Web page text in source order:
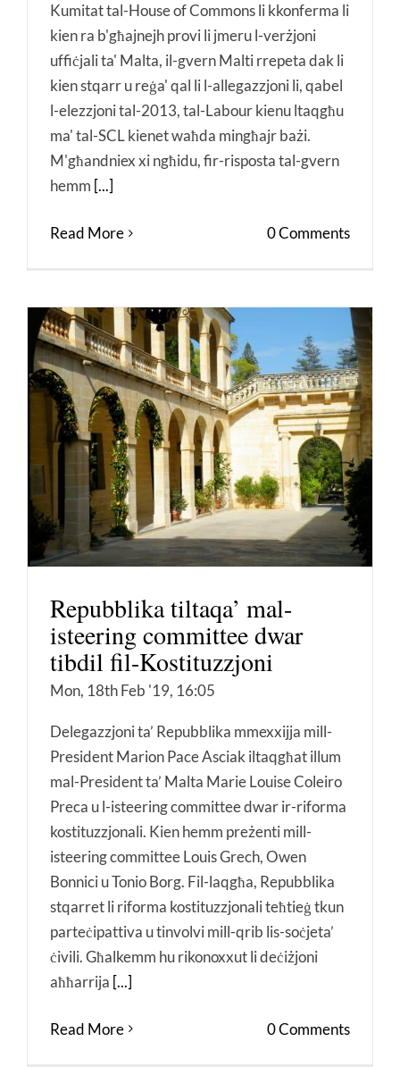
Kumitat tal-House of Commons li kkonferma li
kien ra b'għajnejh provi li jmeru l-verżjoni
uffiċjali ta' Malta, il-gvern Malti rrepeta dak li
kien stqarr u reġa' qal li l-allegazzjoni li, qabel
l-elezzjoni tal-2013, tal-Labour kienu ltaqgħu
ma' tal-SCL kienet waħda mingħajr bażi.
M'għandniex xi ngħidu, fir-risposta tal-gvern
hemm [...]
Read More 0 Comments
Repubblika tiltaqa’ mal-
isteering committee dwar
tibdil fil-Kostituzzjoni
Mon, 18th Feb '19, 16:05
Delegazzjoni ta’ Repubblika mmexxijja mill-
President Marion Pace Asciak iltaqgħat illum
mal-President ta’ Malta Marie Louise Coleiro
Preca u l-isteering committee dwar ir-riforma
kostituzzjonali. Kien hemm preżenti mill-
isteering committee Louis Grech, Owen
Bonnici u Tonio Borg. Fil-laqgħa, Repubblika
stqarret li riforma kostituzzjonali teħtieġ tkun
parteċipattiva u tinvolvi mill-qrib lis-soċjeta’
ċivili. Għalkemm hu rikonoxxut li deċiżjoni
aħħarrija [...]
Read More 0 Comments